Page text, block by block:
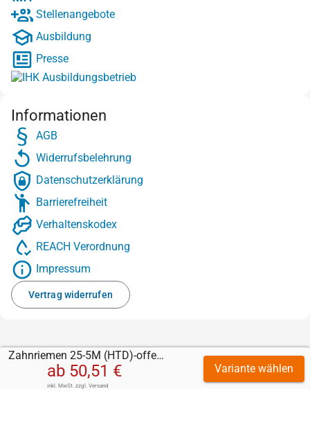
Zahnriemen 25-5M (HTD)-offen-Stahl mit Sylomer grün 5 mm
ab 50,51 €
inkl. MwSt. zzgl. Versand
Variante wählen
Stellenangebote
Ausbildung
Presse
Informationen
AGB
Widerrufsbelehrung
Datenschutzerklärung
Barrierefreiheit
Verhaltenskodex
REACH Verordnung
Impressum
Vertrag widerrufen